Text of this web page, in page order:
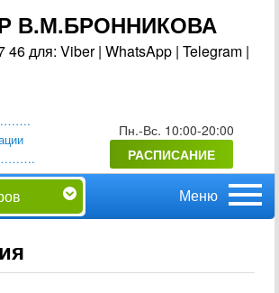
В.М.БРОННИКОВА
46 для: Viber | WhatsApp | Telegram |
Пн.-Вс. 10:00-20:00
РАСПИСАНИЕ
Перейти
основному